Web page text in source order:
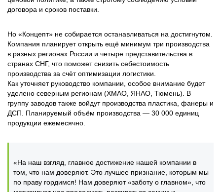
договора и сроков поставки.
Но «Концепт» не собирается останавливаться на достигнутом.
Компания планирует открыть ещё минимум три производства
в разных регионах России и четыре представительства в
странах СНГ, что поможет снизить себестоимость
производства за счёт оптимизации логистики.
Как уточняет руководство компании, особое внимание будет
уделено северным регионам (ХМАО, ЯНАО, Тюмень). В
группу заводов также войдут производства пластика, фанеры и
ДСП. Планируемый объём производства — 30 000 единиц
продукции ежемесячно.
«На наш взгляд, главное достижение нашей компании в
том, что нам доверяют. Это лучшее признание, которым мы
по праву гордимся! Нам доверяют «заботу о главном», что